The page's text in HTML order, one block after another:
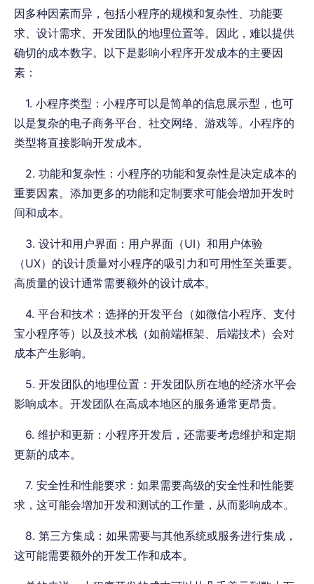
因多种因素而异，包括小程序的规模和复杂性、功能要
求、设计需求、开发团队的地理位置等。因此，难以提供
确切的成本数字。以下是影响小程序开发成本的主要因
素：
1. 小程序类型：小程序可以是简单的信息展示型，也可
以是复杂的电子商务平台、社交网络、游戏等。小程序的
类型将直接影响开发成本。
2. 功能和复杂性：小程序的功能和复杂性是决定成本的
重要因素。添加更多的功能和定制要求可能会增加开发时
间和成本。
3. 设计和用户界面：用户界面（UI）和用户体验
（UX）的设计质量对小程序的吸引力和可用性至关重要。
高质量的设计通常需要额外的设计成本。
4. 平台和技术：选择的开发平台（如微信小程序、支付
宝小程序等）以及技术栈（如前端框架、后端技术）会对
成本产生影响。
5. 开发团队的地理位置：开发团队所在地的经济水平会
影响成本。开发团队在高成本地区的服务通常更昂贵。
6. 维护和更新：小程序开发后，还需要考虑维护和定期
更新的成本。
7. 安全性和性能要求：如果需要高级的安全性和性能要
求，这可能会增加开发和测试的工作量，从而影响成本。
8. 第三方集成：如果需要与其他系统或服务进行集成，
这可能需要额外的开发工作和成本。